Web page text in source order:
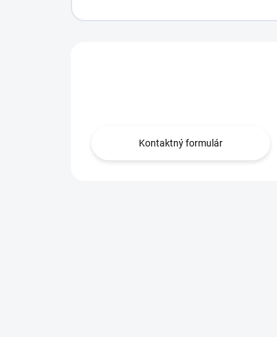
Kontaktný formulár